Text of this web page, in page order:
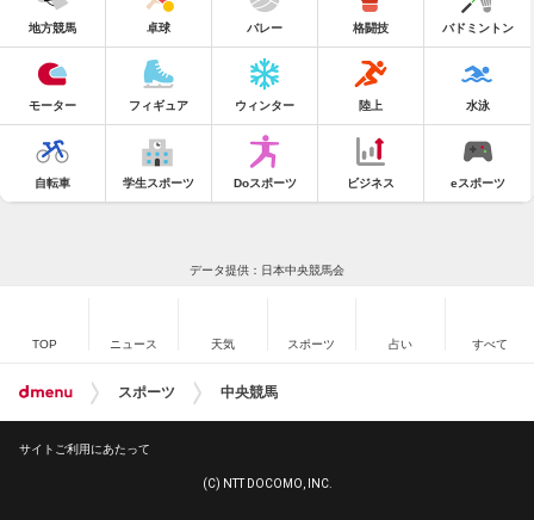
地方競馬 卓球 バレー 格闘技 バドミントン
モーター フィギュア ウィンター 陸上 水泳
自転車 学生スポーツ Doスポーツ ビジネス eスポーツ
データ提供：日本中央競馬会
TOP ニュース 天気 スポーツ 占い すべて
スポーツ 中央競馬
サイトご利用にあたって
(C) NTT DOCOMO, INC.